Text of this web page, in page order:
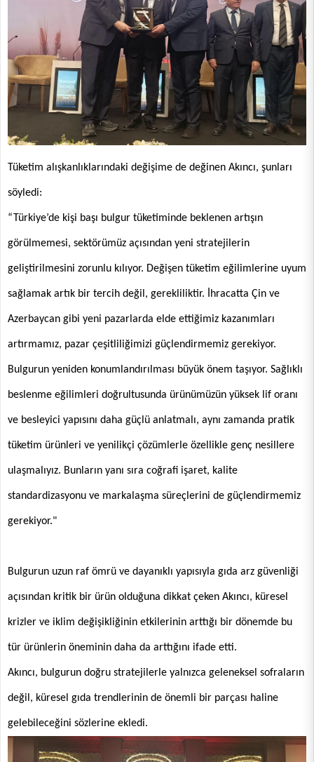
Tüketim alışkanlıklarındaki değişime de değinen Akıncı, şunları
söyledi:
“Türkiye’de kişi başı bulgur tüketiminde beklenen artışın
görülmemesi, sektörümüz açısından yeni stratejilerin
geliştirilmesini zorunlu kılıyor. Değişen tüketim eğilimlerine uyum
sağlamak artık bir tercih değil, gerekliliktir. İhracatta Çin ve
Azerbaycan gibi yeni pazarlarda elde ettiğimiz kazanımları
artırmamız, pazar çeşitliliğimizi güçlendirmemiz gerekiyor.
Bulgurun yeniden konumlandırılması büyük önem taşıyor. Sağlıklı
beslenme eğilimleri doğrultusunda ürünümüzün yüksek lif oranı
ve besleyici yapısını daha güçlü anlatmalı, aynı zamanda pratik
tüketim ürünleri ve yenilikçi çözümlerle özellikle genç nesillere
ulaşmalıyız. Bunların yanı sıra coğrafi işaret, kalite
standardizasyonu ve markalaşma süreçlerini de güçlendirmemiz
gerekiyor."
Bulgurun uzun raf ömrü ve dayanıklı yapısıyla gıda arz güvenliği
açısından kritik bir ürün olduğuna dikkat çeken Akıncı, küresel
krizler ve iklim değişikliğinin etkilerinin arttığı bir dönemde bu
tür ürünlerin öneminin daha da arttığını ifade etti.
Akıncı, bulgurun doğru stratejilerle yalnızca geleneksel sofraların
değil, küresel gıda trendlerinin de önemli bir parçası haline
gelebileceğini sözlerine ekledi.